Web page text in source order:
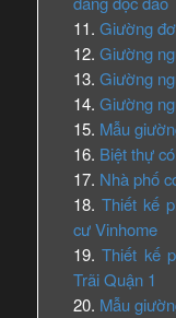
Giường
Giường
Giường
Giường
Mẫu
Biệt thự
Nhà phố
Thiết kế
cư Vinhome
Thiết kế
Trãi Quận 1
Mẫu